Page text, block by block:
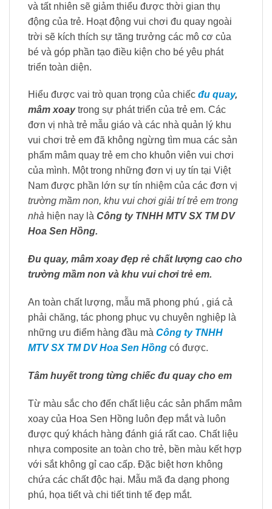
và tất nhiên sẽ giảm thiểu được thời gian thụ
động của trẻ. Hoạt động vui chơi đu quay ngoài
trời sẽ kích thích sự tăng trưởng các mô cơ của
bé và góp phần tạo điều kiện cho bé yêu phát
triển toàn diện.
Hiểu được vai trò quan trọng của chiếc đu quay,
mâm xoay trong sự phát triển của trẻ em. Các
đơn vị nhà trẻ mẫu giáo và các nhà quản lý khu
vui chơi trẻ em đã không ngừng tìm mua các sản
phẩm mâm quay trẻ em cho khuôn viên vui chơi
của mình. Một trong những đơn vị uy tín tại Việt
Nam được phần lớn sự tín nhiệm của các đơn vị
trường mầm non, khu vui chơi giải trí trẻ em trong
nhà hiện nay là Công ty TNHH MTV SX TM DV
Hoa Sen Hồng.
Đu quay, mâm xoay đẹp rẻ chất lượng cao cho
trường mầm non và khu vui chơi trẻ em.
An toàn chất lượng, mẫu mã phong phú , giá cả
phải chăng, tác phong phục vụ chuyên nghiệp là
những ưu điểm hàng đầu mà Công ty TNHH
MTV SX TM DV Hoa Sen Hồng có được.
Tâm huyết trong từng chiếc đu quay cho em
Từ màu sắc cho đến chất liệu các sản phẩm mâm
xoay của Hoa Sen Hồng luôn đẹp mắt và luôn
được quý khách hàng đánh giá rất cao. Chất liệu
nhựa composite an toàn cho trẻ, bền màu kết hợp
với sắt không gỉ cao cấp. Đặc biệt hơn không
chứa các chất độc hại. Mẫu mã đa dạng phong
phú, họa tiết và chi tiết tinh tế đẹp mắt.